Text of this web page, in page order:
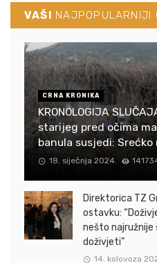
VAŠI NAJPOPULARNIJI
CRNA KRONIKA
KRONOLOGIJA
starijeg pred očima
banula susjedi: Srećko
18. siječnja 2024.
Direktorica TZ
ostavku:
nešto najružnije
doživjeti”
14. kolovoza